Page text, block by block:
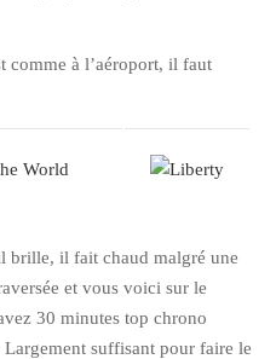
comme à l’aéroport, il faut
brille, il fait chaud malgré une
et vous voici sur le
30 minutes top chrono
suffisant pour faire le